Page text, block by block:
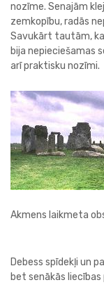
nozīme. Senajām
zemkopību, radās
Savukārt tautām,
bija nepieciešamas
arī praktisku nozīmi.
Akmens laikmeta
Debess spīdekļi un
bet senākās